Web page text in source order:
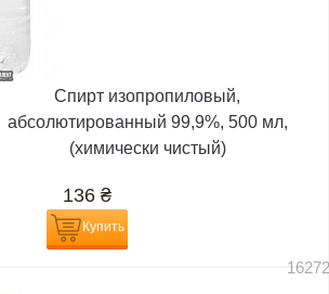
Спирт изопропиловый,
абсолютированный 99,9%, 500 мл,
(химически чистый)
136 ₴
Купить